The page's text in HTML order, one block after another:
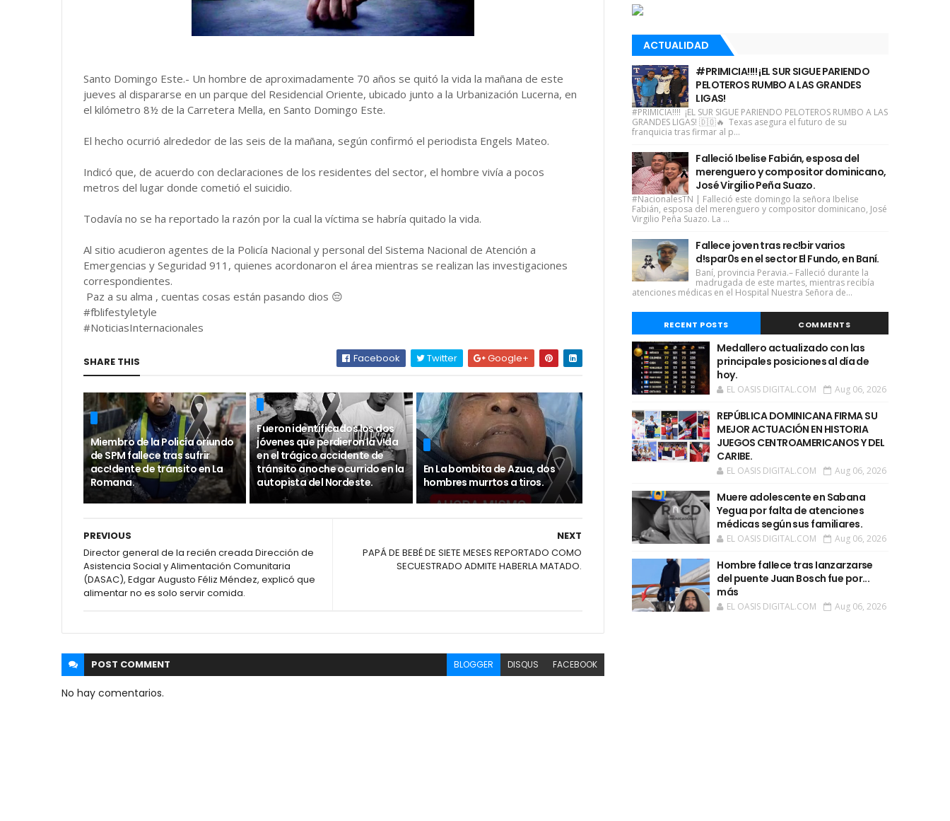
Santo Domingo Este.- Un hombre de aproximadamente 70 años se quitó la vida la mañana de este
jueves al dispararse en un parque del Residencial Oriente, ubicado junto a la Urbanización Lucerna, en
el kilómetro 8½ de la Carretera Mella, en Santo Domingo Este.
El hecho ocurrió alrededor de las seis de la mañana, según confirmó el periodista Engels Mateo.
Indicó que, de acuerdo con declaraciones de los residentes del sector, el hombre vivía a pocos
metros del lugar donde cometió el suicidio.
Todavía no se ha reportado la razón por la cual la víctima se habría quitado la vida.
Al sitio acudieron agentes de la Policía Nacional y personal del Sistema Nacional de Atención a
Emergencias y Seguridad 911, quienes acordonaron el área mientras se realizan las investigaciones
correspondientes.
Paz a su alma , cuentas cosas están pasando dios 😔
#fblifestyletyle
#NoticiasInternacionales
SHARE THIS Facebook Twitter Google+
Miembro de la Policía oriundo
de SPM fallece tras sufrir
acc!dente de tránsito en La
Romana.
Fueron identificados los dos
jóvenes que perdieron la v!da
en el trágico accidente de
tránsito anoche ocurrido en la
autopista del Nordeste.
En La bombita de Azua, dos
hombres murrtos a tiros.
NEXT
PAPÁ DE BEBÉ DE SIETE MESES REPORTADO COMO
SECUESTRADO ADMITE HABERLA MATADO.
PREVIOUS
Director general de la recién creada Dirección de
Asistencia Social y Alimentación Comunitaria
(DASAC), Edgar Augusto Féliz Méndez, explicó que
alimentar no es solo servir comida.
POST COMMENT BLOGGER DISQUS FACEBOOK
No hay comentarios.
ACTUALIDAD
#PRIMICIA!!!! ¡EL SUR SIGUE PARIENDO
PELOTEROS RUMBO A LAS GRANDES
LIGAS!
#PRIMICIA!!!! ¡EL SUR SIGUE PARIENDO PELOTEROS RUMBO A LAS
GRANDES LIGAS! 🇩🇴🔥 Texas asegura el futuro de su
franquicia tras firmar al p...
Falleció Ibelise Fabián, esposa del
merenguero y compositor dominicano,
José Virgilio Peña Suazo.
#NacionalesTN | Falleció este domingo la señora Ibelise
Fabián, esposa del merenguero y compositor dominicano, José
Virgilio Peña Suazo. La ...
Fallece joven tras rec!bir varios
d!spar0s en el sector El Fundo, en Baní.
Baní, provincia Peravia.– Falleció durante la
madrugada de este martes, mientras recibía
atenciones médicas en el Hospital Nuestra Señora de...
RECENT POSTS COMMENTS
Medallero actualizado con las
principales posiciones al día de
hoy.
EL OASIS DIGITAL.COM Aug 06, 2026
REPÚBLICA DOMINICANA FIRMA SU
MEJOR ACTUACIÓN EN HISTORIA
JUEGOS CENTROAMERICANOS Y DEL
CARIBE.
EL OASIS DIGITAL.COM Aug 06, 2026
Muere adolescente en Sabana
Yegua por falta de atenciones
médicas según sus familiares.
EL OASIS DIGITAL.COM Aug 06, 2026
Hombre faIIece tras Ianzarzarse
del puente Juan Bosch fue por...
más
EL OASIS DIGITAL.COM Aug 06, 2026